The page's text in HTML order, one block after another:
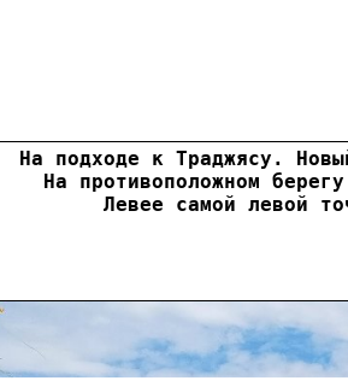
На подходе к Траджясу.
На противоположном
Левее самой левой